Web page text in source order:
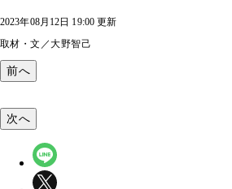
2023年08月12日 19:00 更新
取材・文／大野智己
前へ
次へ